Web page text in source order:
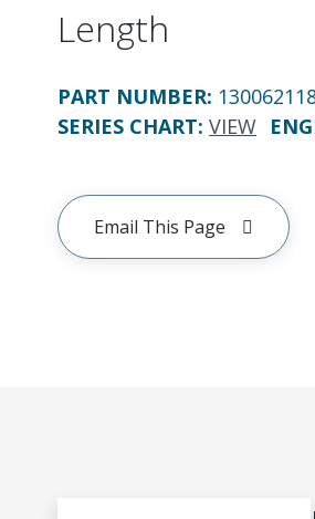
Length
PART NUMBER:
SERIES CHART: VIEW
Email This Page